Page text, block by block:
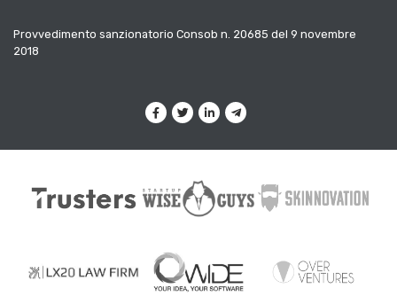
Provvedimento sanzionatorio Consob n. 20685 del 9 novembre
2018